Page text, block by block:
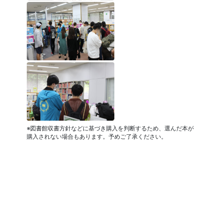
※図書館収書方針などに基づき購入を判断するため、選んだ本が
購入されない場合もあります。予めご了承ください。